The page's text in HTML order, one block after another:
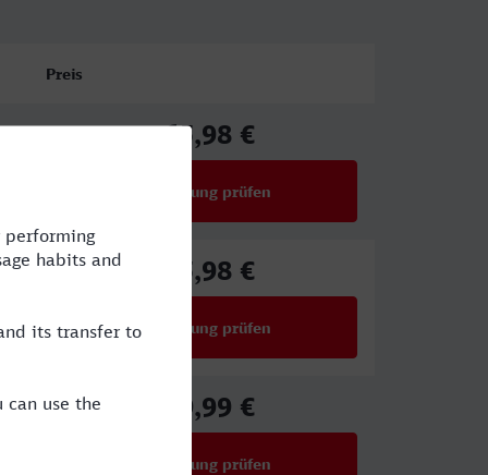
Preis
65,98 €
Verbindung prüfen
65,98 €
Verbindung prüfen
59,99 €
Verbindung prüfen